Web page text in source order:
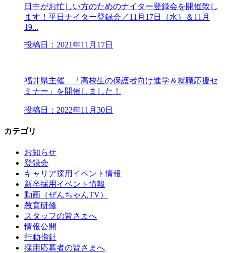
日中がお忙しい方のためのナイター登録会を開催致し
ます！平日ナイター登録会／11月17日（水）＆11月
19...
投稿日：2021年11月17日
福井県主催 「高校生の保護者向け進学＆就職応援セ
ミナー」を開催しました！
投稿日：2022年11月30日
カテゴリ
お知らせ
登録会
キャリア採用イベント情報
新卒採用イベント情報
動画（ぜんちゃんTV）
教育研修
スタッフの皆さまへ
情報公開
行動指針
採用応募者の皆さまへ